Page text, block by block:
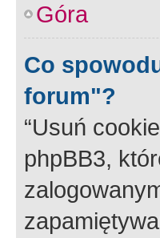
Góra
Co
forum"?
“Usuń
phpBB3,